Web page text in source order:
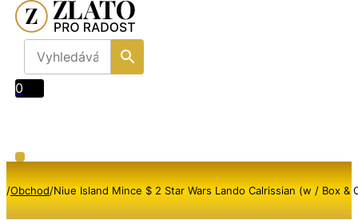
0
/Obchod/Niue Island Mince $ 2 Star Wars Lando Calrissian (w / Box &